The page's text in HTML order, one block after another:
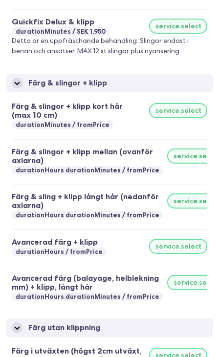
Quickfix Delux & klipp
durationMinutes SEK 1,950
service.select
Detta är en uppfräschande behandling. Slingor endast i
benan och ansatser. MAX 12 st slingor plus nyansering
Färg & slingor + klipp
Färg & slingor + klipp kort hår
(max 10 cm)
durationMinutes fromPrice
service.select
Färg & slingor + klipp mellan (ovanför
axlarna)
durationHours durationMinutes fromPrice
service.select
Färg & sling + klipp långt hår (nedanför
axlarna)
durationHours durationMinutes fromPrice
service.select
Avancerad färg + klipp
durationHours fromPrice
service.select
Avancerad färg (balayage, helblekning
mm) + klipp, långt hår
durationHours durationMinutes fromPrice
service.select
Färg utan klippning
Färg i utväxten (högst 2cm utväxt,
service.select